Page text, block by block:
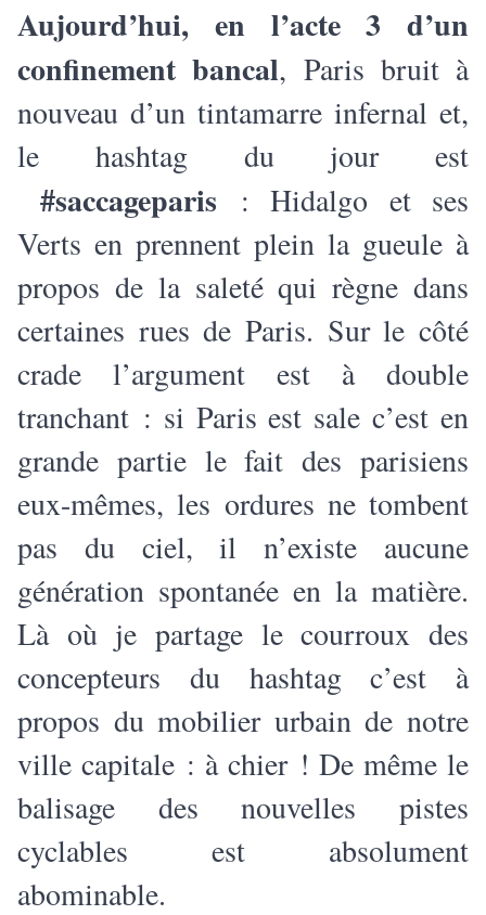
Aujourd’hui, en l’acte 3 d’un
confinement bancal, Paris bruit à
nouveau d’un tintamarre infernal et,
le hashtag du jour est
#saccageparis : Hidalgo et ses
Verts en prennent plein la gueule à
propos de la saleté qui règne dans
certaines rues de Paris. Sur le côté
crade l’argument est à double
tranchant : si Paris est sale c’est en
grande partie le fait des parisiens
eux-mêmes, les ordures ne tombent
pas du ciel, il n’existe aucune
génération spontanée en la matière.
Là où je partage le courroux des
concepteurs du hashtag c’est à
propos du mobilier urbain de notre
ville capitale : à chier ! De même le
balisage des nouvelles pistes
cyclables est absolument
abominable.